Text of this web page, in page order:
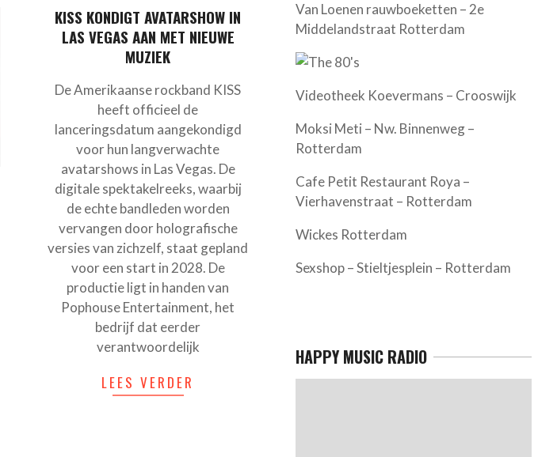
KISS KONDIGT AVATARSHOW IN
LAS VEGAS AAN MET NIEUWE
MUZIEK
De Amerikaanse rockband KISS
heeft officieel de
lanceringsdatum aangekondigd
voor hun langverwachte
avatarshows in Las Vegas. De
digitale spektakelreeks, waarbij
de echte bandleden worden
vervangen door holografische
versies van zichzelf, staat gepland
voor een start in 2028. De
productie ligt in handen van
Pophouse Entertainment, het
bedrijf dat eerder
verantwoordelijk
LEES VERDER
Van Loenen rauwboeketten – 2e
Middelandstraat Rotterdam
Videotheek Koevermans – Crooswijk
Moksi Meti – Nw. Binnenweg –
Rotterdam
Cafe Petit Restaurant Roya –
Vierhavenstraat – Rotterdam
Wickes Rotterdam
Sexshop – Stieltjesplein – Rotterdam
HAPPY MUSIC RADIO